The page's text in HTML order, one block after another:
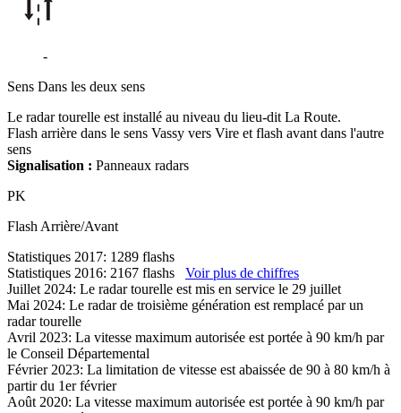
-
Sens Dans les deux sens
Le radar tourelle est installé au niveau du lieu-dit La Route.
Flash arrière dans le sens Vassy vers Vire et flash avant dans l'autre
sens
Signalisation : Panneaux radars
PK
Flash Arrière/Avant
Statistiques 2017: 1289 flashs
Statistiques 2016: 2167 flashs Voir plus de chiffres
Juillet 2024: Le radar tourelle est mis en service le 29 juillet
Mai 2024: Le radar de troisième génération est remplacé par un
radar tourelle
Avril 2023: La vitesse maximum autorisée est portée à 90 km/h par
le Conseil Départemental
Février 2023: La limitation de vitesse est abaissée de 90 à 80 km/h à
partir du 1er février
Août 2020: La vitesse maximum autorisée est portée à 90 km/h par